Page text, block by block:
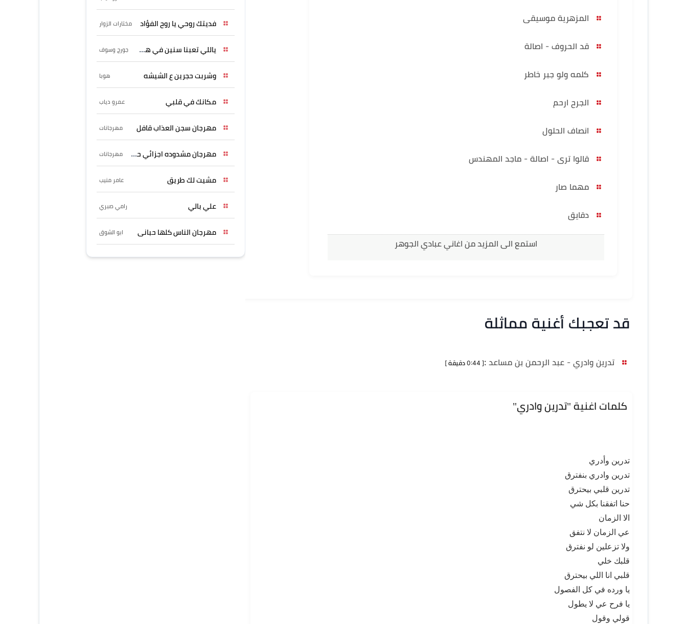
المزهرية موسيقى
قد الحروف - اصالة
كلمه ولو جبر خاطر
الجرح ارحم
انصاف الحلول
قالوا ترى - اصالة - ماجد المهندس
مهما صار
دقايق
استمع الى المزيد من اغاني عبادي الجوهر
قد تعجبك أغنية مماثلة
تدرين وادري - عبد الرحمن بن مساعد :[ 0:44 دقيقة ]
كلمات اغنية "تدرين وادري"
تدرين وأدري
تدرين وادري بنفترق
تدرين قلبي بيحترق
حنا اتفقنا بكل شي
الا الزمان
عي الزمان لا نتفق
ولا تزعلين لو نفترق
قلبك خلي
قلبي انا اللي بيحترق
يا ورده في كل الفصول
يا فرح عي لا يطول
قولي وقول
فديتك روحي يا روح الفؤاد مختارات الزوار
ياللي تعبنا سنين في هواه جورج وسوف
وشربت حجرين ع الشيشه هوبا
مكانك في قلبي عمرو دياب
مهرجان سجن العذاب قافل مهرجانات
مهرجان مشدوده اجزائي حربونى مهرجانات
مشيت لك طريق عامر منيب
علي بالي رامي صبري
مهرجان الناس كلها حبانى ابو الشوق